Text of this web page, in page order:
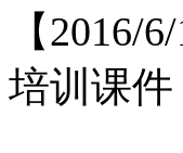
【2016/
培训课件